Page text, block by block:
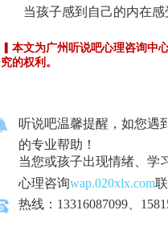
当孩子感到自己的内在
▎本文为广州听说吧心理咨询中
究的权利。
听说吧温馨提醒，如您遇
的专业帮助！
当您或孩子出现情绪、学
心理咨询wap.020xlx.com
热线：13316087099、